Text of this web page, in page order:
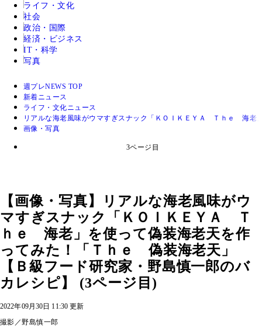
ライフ・文化
社会
政治・国際
経済・ビジネス
IT・科学
写真
週プレNEWS TOP
新着ニュース
ライフ・文化ニュース
リアルな海老風味がウマすぎスナック「ＫＯＩＫＥＹＡ Ｔｈｅ 海老
画像・写真
3ページ目
【画像・写真】リアルな海老風味がウ
マすぎスナック「ＫＯＩＫＥＹＡ Ｔ
ｈｅ 海老」を使って偽装海老天を作
ってみた！「Ｔｈｅ 偽装海老天」
【Ｂ級フード研究家・野島慎一郎のバ
カレシピ】 (3ページ目)
2022年09月30日 11:30 更新
撮影／野島慎一郎